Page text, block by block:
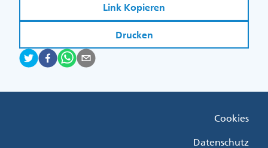
Link Kopieren
Drucken
Cookies
Datenschutz